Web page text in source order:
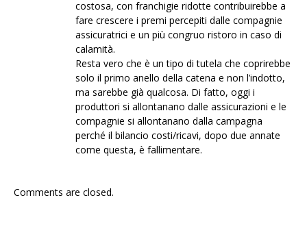
costosa, con franchigie ridotte contribuirebbe a
fare crescere i premi percepiti dalle compagnie
assicuratrici e un più congruo ristoro in caso di
calamità.
Resta vero che è un tipo di tutela che coprirebbe
solo il primo anello della catena e non l’indotto,
ma sarebbe già qualcosa. Di fatto, oggi i
produttori si allontanano dalle assicurazioni e le
compagnie si allontanano dalla campagna
perché il bilancio costi/ricavi, dopo due annate
come questa, è fallimentare.
Comments are closed.